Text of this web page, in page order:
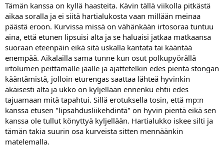
Tämän kanssa on kyllä haasteita. Kävin tällä viikolla pitkästä
aikaa soralla ja ei siitä hartialukosta vaan millään meinaa
päästä eroon. Kurvissa missä on vähänkään irtosoraa tuntuu
aina, että etunen lipsuisi alta ja se haluaisi jatkaa matkaansa
suoraan eteenpäin eikä sitä uskalla kantata tai kääntää
enempää. Aikalailla sama tunne kun osut polkupyörällä
irtolumen peittämälle jäälle ja ajattetelkin edes pientä stongan
kääntämistä, jolloin eturengas saattaa lähteä hyvinkin
äkäisesti alta ja ukko on kyljellään ennenku ehtii edes
tajuamaan mitä tapahtui. Sillä erotuksella tosin, että mp:n
kanssa etusen "lipsahdusliikehdintä" on hyvin pientä eikä sen
kanssa ole tullut könyttyä kyljellään. Hartialukko iskee silti ja
tämän takia suurin osa kurveista sitten mennäänkin
matelemalla.